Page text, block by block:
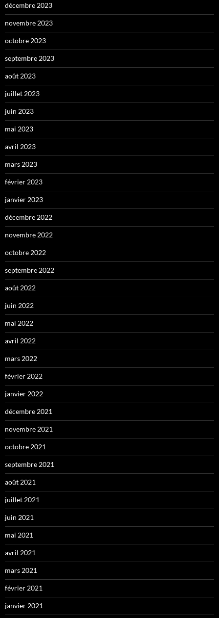
décembre 2023
novembre 2023
octobre 2023
septembre 2023
août 2023
juillet 2023
juin 2023
mai 2023
avril 2023
mars 2023
février 2023
janvier 2023
décembre 2022
novembre 2022
octobre 2022
septembre 2022
août 2022
juin 2022
mai 2022
avril 2022
mars 2022
février 2022
janvier 2022
décembre 2021
novembre 2021
octobre 2021
septembre 2021
août 2021
juillet 2021
juin 2021
mai 2021
avril 2021
mars 2021
février 2021
janvier 2021